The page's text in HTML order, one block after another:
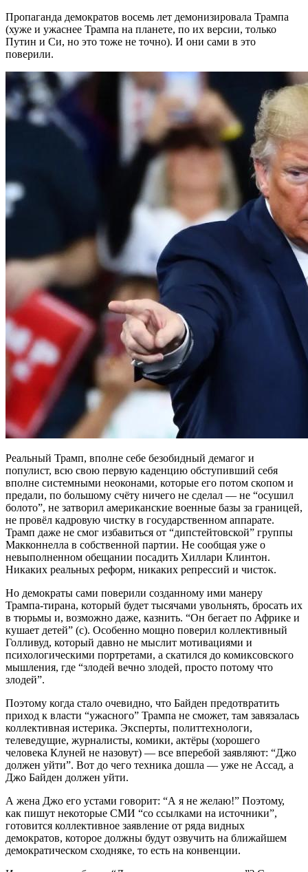
Пропаганда демократов восемь лет демонизировала Трампа
(хуже и ужаснее Трампа на планете, по их версии, только
Путин и Си, но это тоже не точно). И они сами в это
поверили.
Реальный Трамп, вполне себе безобидный демагог и
популист, всю свою первую каденцию обступивший себя
вполне системными неоконами, которые его потом скопом и
предали, по большому счёту ничего не сделал — не “осушил
болото”, не затворил американские военные базы за границей,
не провёл кадровую чистку в государственном аппарате.
Трамп даже не смог избавиться от “дипстейтовской” группы
Макконнелла в собственной партии. Не сообщая уже о
невыполненном обещании посадить Хиллари Клинтон.
Никаких реальных реформ, никаких репрессий и чисток.
Но демократы сами поверили созданному ими манеру
Трампа-тирана, который будет тысячами увольнять, бросать их
в тюрьмы и, возможно даже, казнить. “Он бегает по Африке и
кушает детей” (с). Особенно мощно поверил коллективный
Голливуд, который давно не мыслит мотивациями и
психологическими портретами, а скатился до комиксовского
мышления, где “злодей вечно злодей, просто потому что
злодей”.
Поэтому когда стало очевидно, что Байден предотвратить
приход к власти “ужасного” Трампа не сможет, там завязалась
коллективная истерика. Эксперты, политтехнологи,
телеведущие, журналисты, комики, актёры (хорошего
человека Клуней не назовут) — все вперебой заявляют: “Джо
должен уйти”. Вот до чего техника дошла — уже не Ассад, а
Джо Байден должен уйти.
А жена Джо его устами говорит: “А я не желаю!” Поэтому,
как пишут некоторые СМИ “со ссылками на источники”,
готовится коллективное заявление от ряда видных
демократов, которое должны будут озвучить на ближайшем
демократическом сходняке, то есть на конвенции.